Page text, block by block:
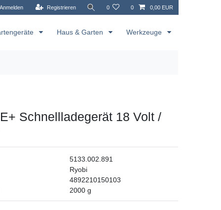
Anmelden Registrieren 0 0 0,00 EUR
Haus & Garten Werkzeuge
Schnellladegerät 18 Volt /
5133.002.891
Ryobi
4892210150103
2000 g